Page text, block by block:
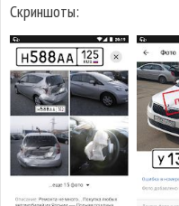
Скриншоты: